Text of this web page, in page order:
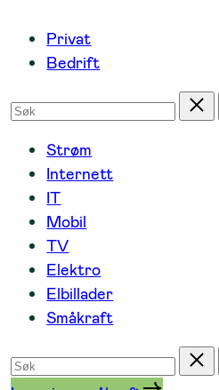
innhold
Privat
Bedrift
Søk
etter
Strøm
Internett
IT
Mobil
TV
Elektro
Elbillader
Småkraft
Søk
etter